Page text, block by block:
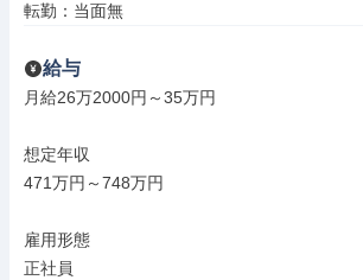
転勤：当面無
給与
月給26万2000円～35万円
想定年収
471万円～748万円
雇用形態
正社員